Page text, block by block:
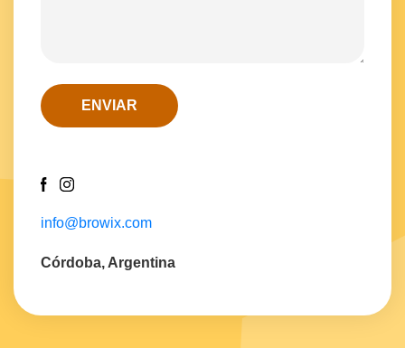
ENVIAR
info@browix.com
Córdoba, Argentina